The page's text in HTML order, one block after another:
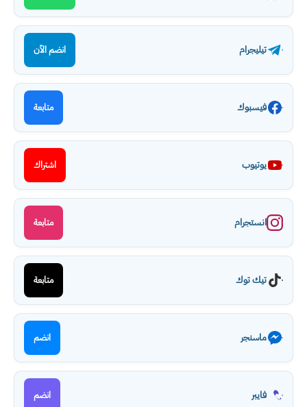
تيليجرام انضم الآن
فيسبوك متابعة
يوتيوب اشتراك
انستجرام متابعة
تيك توك متابعة
ماسنجر انضم
فايبر انضم